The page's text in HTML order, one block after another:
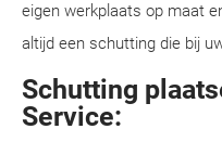
eigen werkplaats op maat
altijd een schutting die bij
Schutting
Service: